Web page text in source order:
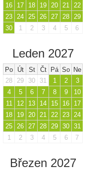
16
17 18 19 20 21
22
23
24 25 26 27 28
29
30
1 2 3 4 5 6
Leden 2027
Po Út St Čt Pá So Ne
28
29 30 31 1 2
3
4
5 6 7 8 9
10
11
12 13 14 15 16
17
18
19 20 21 22 23
24
25
26 27 28 29 30 31
1
2 3 4 5 6 7
Březen 2027